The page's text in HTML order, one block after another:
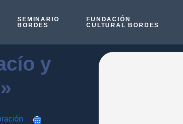
SEMINARIO
BORDES
FUNDACIÓN
CULTURAL BORDES
y